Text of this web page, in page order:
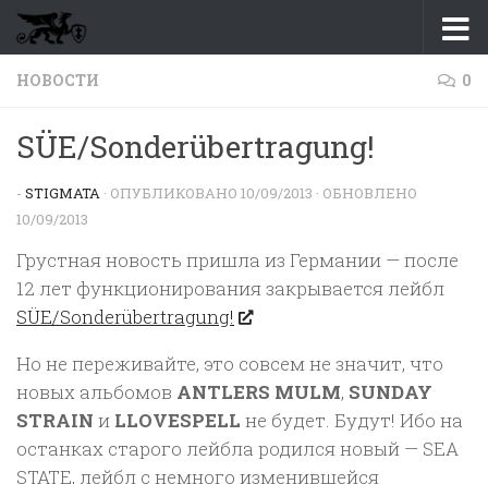
Перейти к содержимому
НОВОСТИ 0
SÜE/Sonderübertragung!
- STIGMATA · ОПУБЛИКОВАНО 10/09/2013 · ОБНОВЛЕНО
10/09/2013
Грустная новость пришла из Германии — после
12 лет функционирования закрывается лейбл
SÜE/Sonderübertragung!
Но не переживайте, это совсем не значит, что
новых альбомов ANTLERS MULM, SUNDAY
STRAIN и LLOVESPELL не будет. Будут! Ибо на
останках старого лейбла родился новый — SEA
STATE, лейбл с немного изменившейся